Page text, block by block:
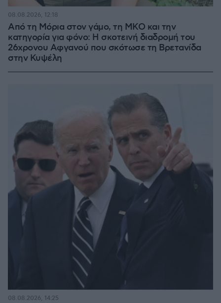
Από τη Μόρια στον γάμο, τη ΜΚΟ και την
κατηγορία για φόνο: Η σκοτεινή διαδρομή του
26χρονου Αφγανού που σκότωσε τη Βρετανίδα
στην Κυψέλη
08.08.2026, 12:18
08.08.2026, 14:25